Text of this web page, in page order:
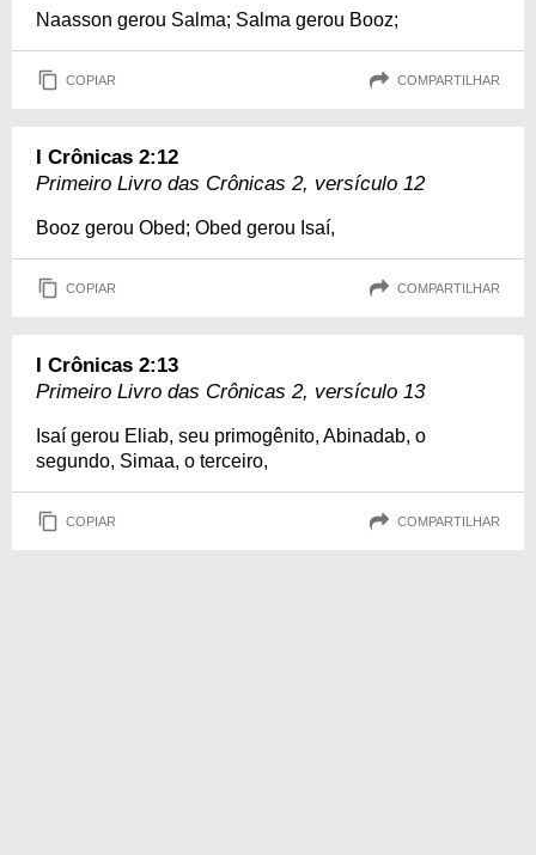
Naasson gerou Salma; Salma gerou Booz;
COPIAR COMPARTILHAR
I Crônicas 2:12
Primeiro Livro das Crônicas 2, versículo 12
Booz gerou Obed; Obed gerou Isaí,
COPIAR COMPARTILHAR
I Crônicas 2:13
Primeiro Livro das Crônicas 2, versículo 13
Isaí gerou Eliab, seu primogênito, Abinadab, o
segundo, Simaa, o terceiro,
COPIAR COMPARTILHAR